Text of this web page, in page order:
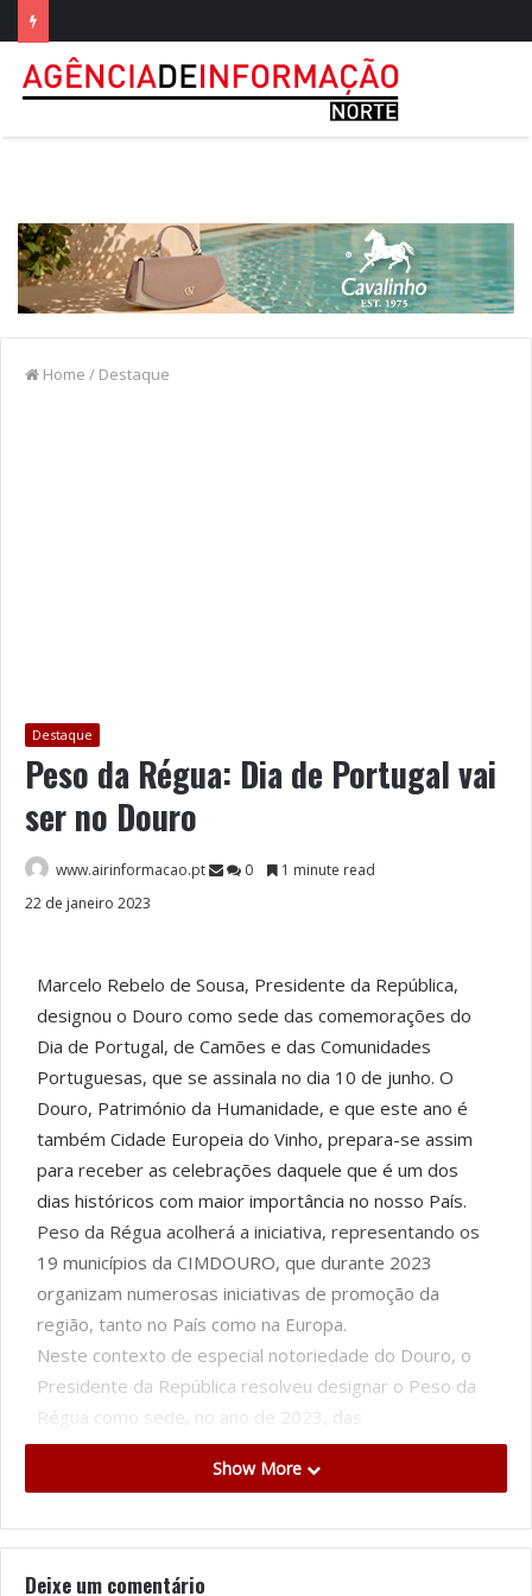
Home / Destaque
Destaque
Peso da Régua: Dia de Portugal vai
ser no Douro
www.airinformacao.pt 0
1 minute read
22 de janeiro 2023
Marcelo Rebelo de Sousa, Presidente da República,
designou o Douro como sede das comemorações do
Dia de Portugal, de Camões e das Comunidades
Portuguesas, que se assinala no dia 10 de junho. O
Douro, Património da Humanidade, e que este ano é
também Cidade Europeia do Vinho, prepara-se assim
para receber as celebrações daquele que é um dos
dias históricos com maior importância no nosso País.
Peso da Régua acolherá a iniciativa, representando os
19 municípios da CIMDOURO, que durante 2023
organizam numerosas iniciativas de promoção da
região, tanto no País como na Europa.
Neste contexto de especial notoriedade do Douro, o
Presidente da República resolveu designar o Peso da
Régua como sede, no ano de 2023, das
Comemorações do Dia de Portugal, de Camões e das
Comunidades Portuguesas. Para a organização das
Show More
Deixe um comentário